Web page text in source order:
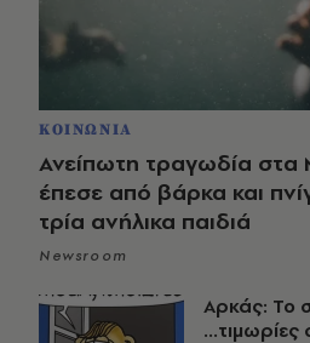
ΚΟΙΝΩΝΙΑ
Ανείπωτη τραγωδία στα
έπεσε από βάρκα και
τρία ανήλικα παιδιά
Newsroom
Αρκάς: Το
...τιμωρίες